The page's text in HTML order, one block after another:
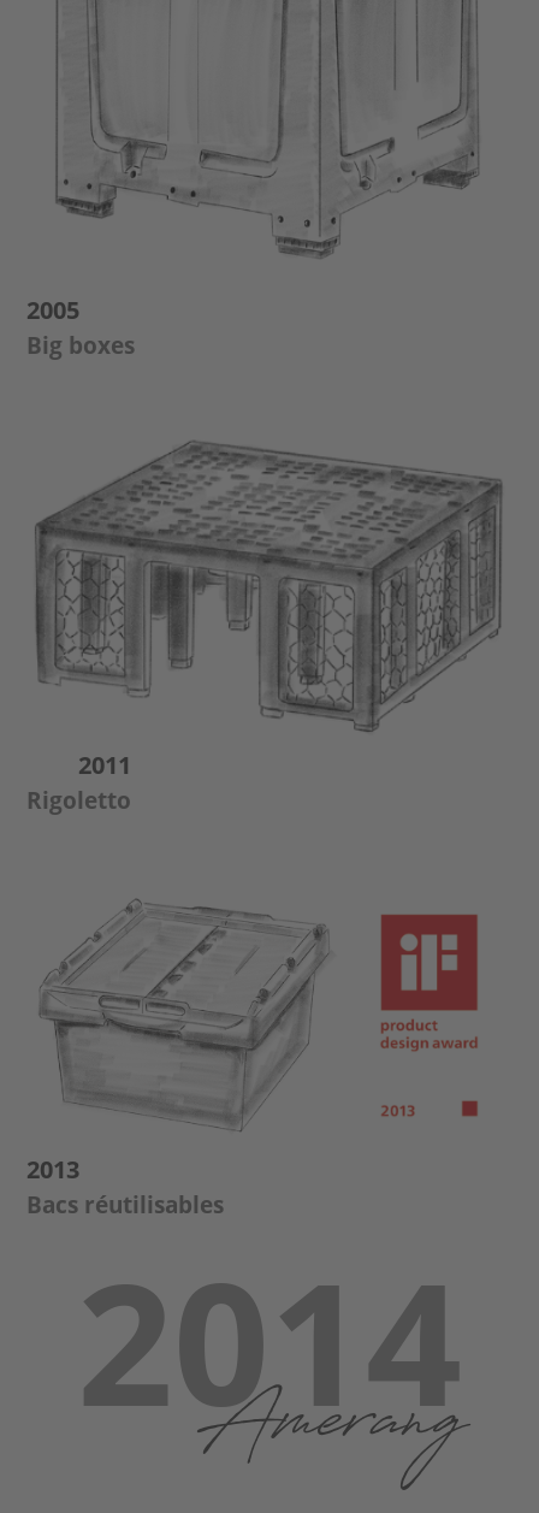
2005
Big boxes
2011
Rigoletto
2013
Bacs réutilisables
2014
Amerang